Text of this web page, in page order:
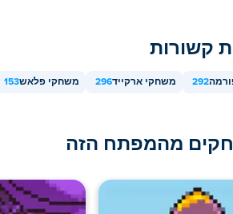
קשורות
292 משחקי ארקייד296 משחקי פלאש153
מהמפתח הזה